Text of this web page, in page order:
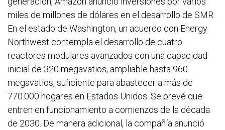
miles de millones de dólares en el desarrollo de SMR.
En el estado de Washington, un acuerdo con Energy
Northwest contempla el desarrollo de cuatro
reactores modulares avanzados con una capacidad
inicial de 320 megavatios, ampliable hasta 960
megavatios, suficiente para abastecer a más de
770.000 hogares en Estados Unidos. Se prevé que
entren en funcionamiento a comienzos de la década
de 2030. De manera adicional, la compañía anunció